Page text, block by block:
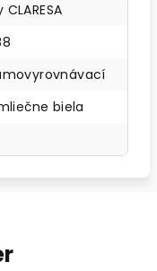
biela